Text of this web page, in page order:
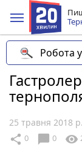
Робота
25 травня 2018 р.
share 0 chat_bubble 0 visibility